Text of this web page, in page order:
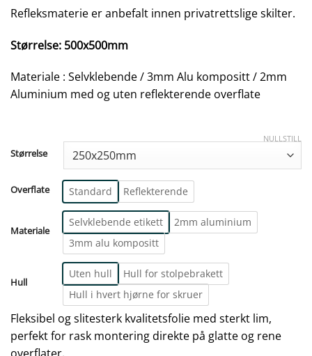
Refleksmaterie er anbefalt innen privatrettslige skilter.
Størrelse: 500x500mm
Materiale : Selvklebende / 3mm Alu kompositt / 2mm
Aluminium med og uten reflekterende overflate
Størrelse
Overflate Standard Reflekterende
Materiale
Selvklebende etikett
2mm aluminium
3mm alu kompositt
Hull
Uten hull
Hull for stolpebrakett
Hull i hvert hjørne for skruer
NULLSTILL
Fleksibel og slitesterk kvalitetsfolie med sterkt lim,
perfekt for rask montering direkte på glatte og rene